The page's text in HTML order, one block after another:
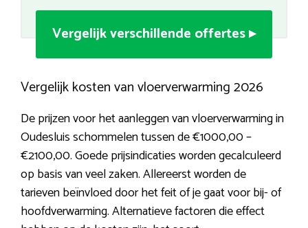
Vergelijk verschillende offertes ▸
Vergelijk kosten van vloerverwarming 2026
De prijzen voor het aanleggen van vloerverwarming in
Oudesluis schommelen tussen de €1000,00 –
€2100,00. Goede prijsindicaties worden gecalculeerd
op basis van veel zaken. Allereerst worden de
tarieven beïnvloed door het feit of je gaat voor bij- of
hoofdverwarming. Alternatieve factoren die effect